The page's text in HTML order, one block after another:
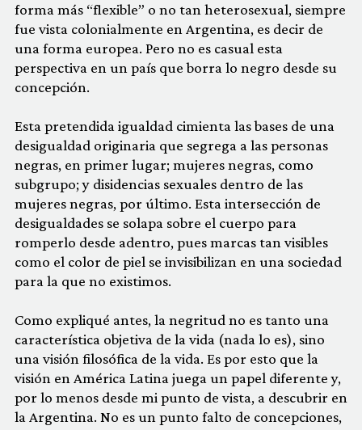
forma más “flexible” o no tan heterosexual, siempre
fue vista colonialmente en Argentina, es decir de
una forma europea. Pero no es casual esta
perspectiva en un país que borra lo negro desde su
concepción.
Esta pretendida igualdad cimienta las bases de una
desigualdad originaria que segrega a las personas
negras, en primer lugar; mujeres negras, como
subgrupo; y disidencias sexuales dentro de las
mujeres negras, por último. Esta intersección de
desigualdades se solapa sobre el cuerpo para
romperlo desde adentro, pues marcas tan visibles
como el color de piel se invisibilizan en una sociedad
para la que no existimos.
Como expliqué antes, la negritud no es tanto una
característica objetiva de la vida (nada lo es), sino
una visión filosófica de la vida. Es por esto que la
visión en América Latina juega un papel diferente y,
por lo menos desde mi punto de vista, a descubrir en
la Argentina. No es un punto falto de concepciones,